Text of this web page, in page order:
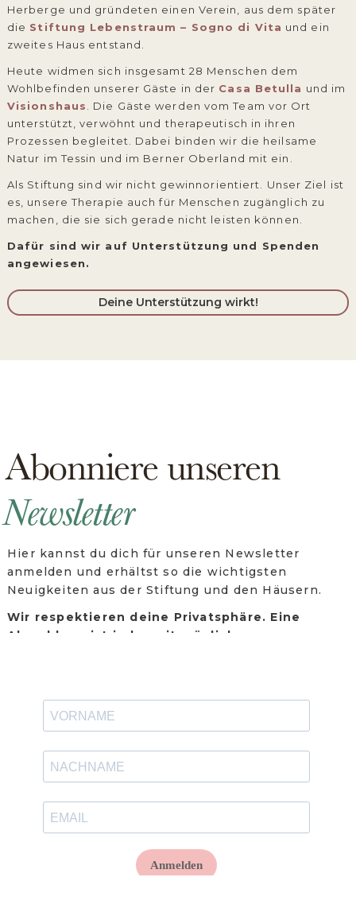
Herberge und gründeten einen Verein, aus dem später
die Stiftung Lebenstraum – Sogno di Vita und ein
zweites Haus entstand.
Heute widmen sich insgesamt 28 Menschen dem
Wohlbefinden unserer Gäste in der Casa Betulla und im
Visionshaus
. Die Gäste werden vom Team vor Ort
unterstützt, verwöhnt und therapeutisch in ihren
Prozessen begleitet. Dabei binden wir die heilsame
Natur im Tessin und im Berner Oberland mit ein.
Als Stiftung sind wir nicht gewinnorientiert. Unser Ziel ist
es, unsere Therapie auch für Menschen zugänglich zu
machen, die sie sich gerade nicht leisten können.
Dafür sind wir auf Unterstützung und Spenden
angewiesen.
Deine Unterstützung wirkt!
Abonniere unseren
Newsletter
Hier kannst du dich für unseren Newsletter
anmelden und erhältst so die wichtigsten
Neuigkeiten aus der Stiftung und den Häusern.
Wir respektieren deine Privatsphäre. Eine
Abmeldung ist jederzeit möglich.